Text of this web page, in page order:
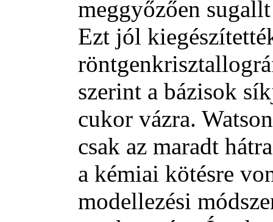
meggyőzően
Ezt jól
szerint a bázisok
cukor vázra.
csak az maradt
a kémiai kötésre
modellezési